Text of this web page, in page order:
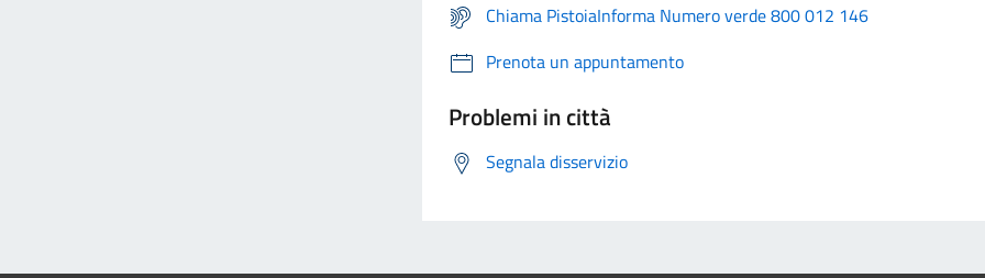
Chiama PistoiaInforma Numero verde 800 012 146
Prenota un appuntamento
Problemi in città
Segnala disservizio